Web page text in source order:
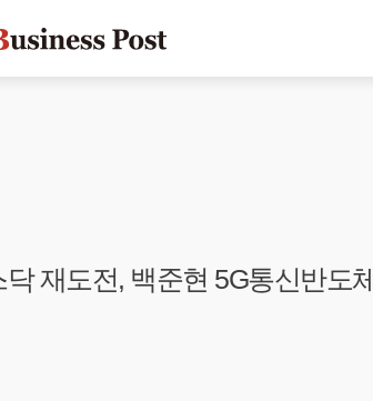
재도전, 백준현 5G통신반도